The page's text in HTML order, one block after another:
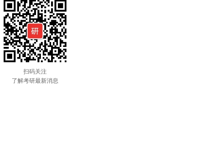
扫码关注
了解考研最新消息